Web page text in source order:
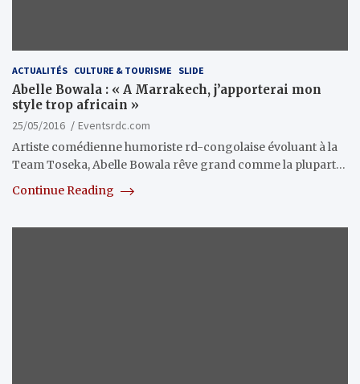
ACTUALITÉS CULTURE & TOURISME SLIDE
Abelle Bowala : « A Marrakech, j’apporterai mon
style trop africain »
25/05/2016
Eventsrdc.com
Artiste comédienne humoriste rd-congolaise évoluant à la
Team Toseka, Abelle Bowala rêve grand comme la plupart…
Continue Reading